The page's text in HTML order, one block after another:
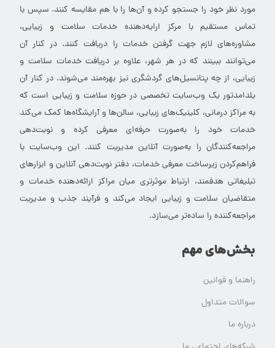
مورد نظر خود را جستجو کرده و آن‌ها را با هم مقایسه کنند. سپس با
تماس مستقیم با مرکز ارایه‌دهنده خدمات سلامت و زیبایی،
مشاوره‌های لازم جهت گرفتن خدمات را دریافت کنند. در کنار آن
می‌توانند ببینند که در هر شهر، علاوه بر دریافت خدمات سلامت و
زیبایی، از چه پتانسیل‌های گردشگری نیز بهره‌مند می‌شوند. در کنار آن
یلدامدتور یک وب‌سایت تخصصی در حوزه سلامت و زیبایی است که
به مراکز درمانی، کلینیک‌های زیبایی، سالن‌ها و آرایشگاه‌ها کمک می‌کند
خدمات خود را به‌صورت حرفه‌ای معرفی کرده و نوبت‌دهی
مراجعه‌کنندگان را به‌صورت آنلاین مدیریت کنند. این وب‌سایت با
فراهم‌کردن زیرساخت معرفی خدمات، دفتر نوبت‌دهی آنلاین و ابزارهای
تبلیغاتی هدفمند، ارتباط موثرتری میان مراکز ارائه‌دهنده خدمات و
متقاضیان سلامت و زیبایی ایجاد می‌کند و فرآیند جذب و مدیریت
مراجعه‌کننده را ساده‌تر می‌سازد.
بخش‌های مهم
راهنما و قوانین
سوالات متداول
درباره ما